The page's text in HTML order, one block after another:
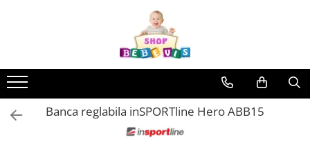
Carucioare copii
Carucioare copii sport
Carucioare copii 2in1
Banca reglabila inSPORTline Hero ABB15